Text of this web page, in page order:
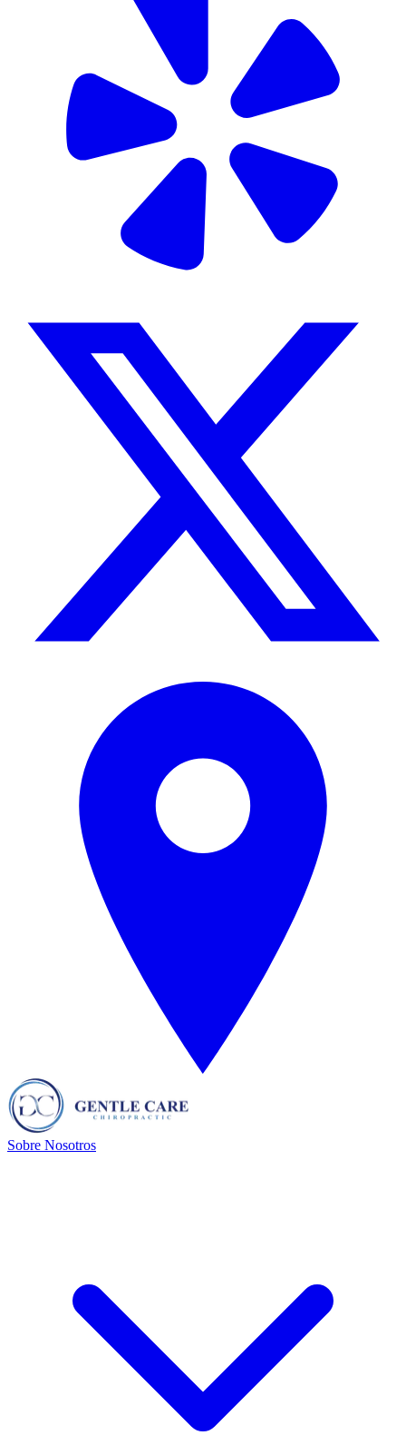
Sobre Nosotros